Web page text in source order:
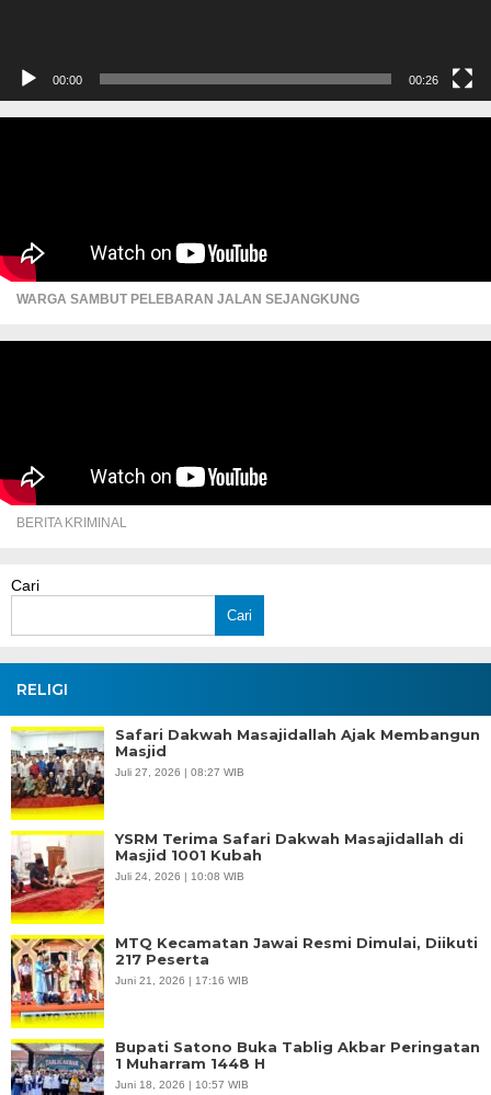
00:00 00:26
WARGA SAMBUT PELEBARAN JALAN SEJANGKUNG
BERITA KRIMINAL
Cari
Cari
RELIGI
Safari Dakwah Masajidallah Ajak Membangun
Masjid
Juli 27, 2026 | 08:27 WIB
YSRM Terima Safari Dakwah Masajidallah di
Masjid 1001 Kubah
Juli 24, 2026 | 10:08 WIB
MTQ Kecamatan Jawai Resmi Dimulai, Diikuti
217 Peserta
Juni 21, 2026 | 17:16 WIB
Bupati Satono Buka Tablig Akbar Peringatan
1 Muharram 1448 H
Juni 18, 2026 | 10:57 WIB